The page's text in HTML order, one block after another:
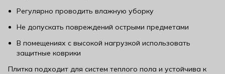
Регулярно проводить влажную уборку
Не допускать повреждений острыми предметами
В помещениях с высокой нагрузкой использовать
защитные коврики
Плитка подходит для систем теплого пола и устойчива к